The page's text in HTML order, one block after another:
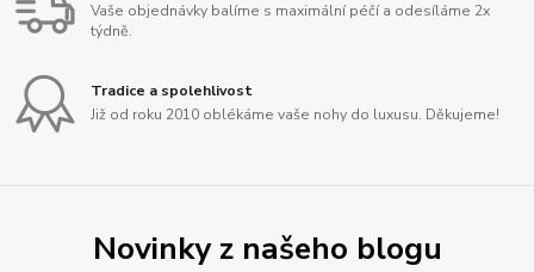
Vaše objednávky balíme s maximální péčí a odesíláme 2x
týdně.
Tradice a spolehlivost
Již od roku 2010 oblékáme vaše nohy do luxusu. Děkujeme!
Novinky z našeho blogu